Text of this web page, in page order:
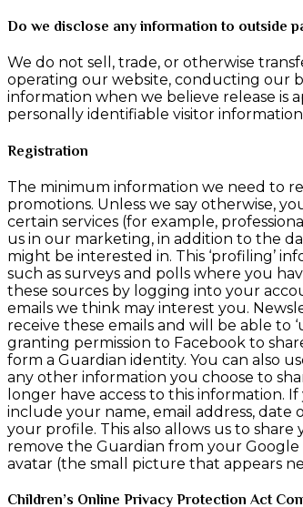
Do we disclose any information to outside
We do not sell, trade, or otherwise
operating our website, conducting our
information when we believe release is
personally identifiable visitor
Registration
The minimum information we need to
promotions. Unless we say otherwise,
certain services (for example,
us in our marketing, in addition to the
might be interested in. This ‘profiling’
such as surveys and polls where you
these sources by logging into your
emails we think may interest you.
receive these emails and will be able to
granting permission to Facebook to
form a Guardian identity. You can also
any other information you choose to
longer have access to this information.
include your name, email address,
your profile. This also allows us to
remove the Guardian from your
avatar (the small picture that appears
Children’s Online Privacy Protection Act